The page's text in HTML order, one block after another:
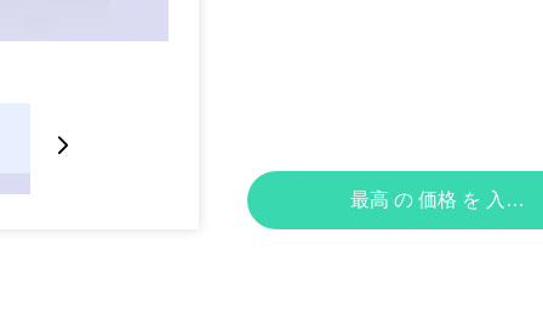
最高 の 価格 を 入手